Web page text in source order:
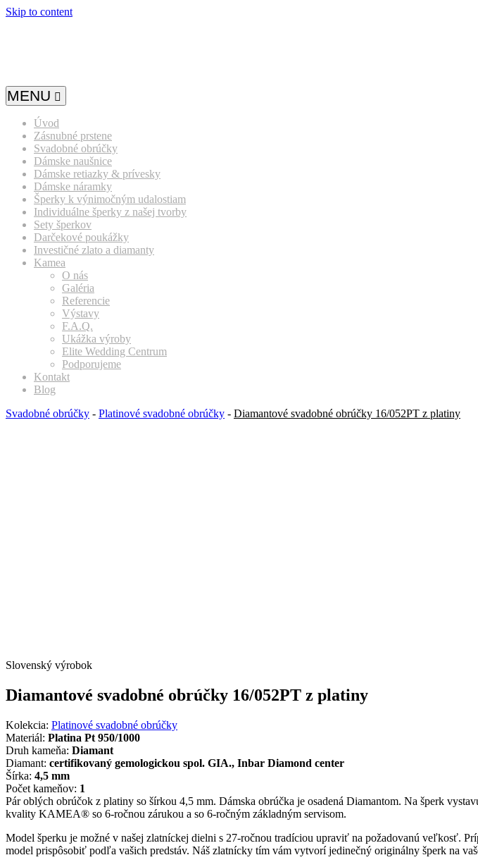
Skip to content
MENU
Úvod
Zásnubné prstene
Svadobné obrúčky
Dámske naušnice
Dámske retiazky & prívesky
Dámske náramky
Šperky k výnimočným udalostiam
Individuálne šperky z našej tvorby
Sety šperkov
Darčekové poukážky
Investičné zlato a diamanty
Kamea
O nás
Galéria
Referencie
Výstavy
F.A.Q.
Ukážka výroby
Elite Wedding Centrum
Podporujeme
Kontakt
Blog
Svadobné obrúčky - Platinové svadobné obrúčky - Diamantové svadobné obrúčky 16/052PT z platiny
Slovenský výrobok
Diamantové svadobné obrúčky 16/052PT z platiny
Kolekcia: Platinové svadobné obrúčky
Materiál: Platina Pt 950/1000
Druh kameňa: Diamant
Diamant: certifikovaný gemologickou spol. GIA., Inbar Diamond center
Šírka: 4,5 mm
Počet kameňov: 1
Pár oblých obrúčok z platiny so šírkou 4,5 mm. Dámska obrúčka je osadená Diamantom. Na šperk
kvality KAMEA® so 6-ročnou zárukou a so 6-ročným základným servisom.
Model šperku je možné v našej zlatníckej dielni s 27-ročnou tradíciou upraviť na požadovanú veľkosť.
model prispôsobiť podľa vašich predstáv. Náš zlatnícky tím vám vytvorí jedinečný originálny šperk na